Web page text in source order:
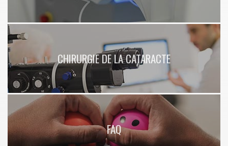
CHIRURGIE DE LA CATARACTE
FAQ